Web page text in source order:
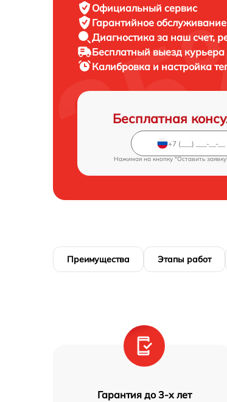
Официальный сервис
Гарантийное обслуживание
Диагностика за наш счет,
Бесплатный выезд курьера
Калибровка и настройка
Бесплатная
Нажимая на кнопку "Оставить
Преимущества Этапы работ
Гарантия до 3-х лет